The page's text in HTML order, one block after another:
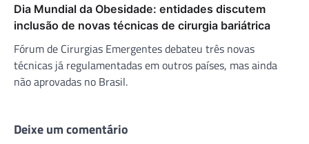
Dia Mundial da Obesidade: entidades discutem
inclusão de novas técnicas de cirurgia bariátrica
Fórum de Cirurgias Emergentes debateu três novas
técnicas já regulamentadas em outros países, mas ainda
não aprovadas no Brasil.
Deixe um comentário